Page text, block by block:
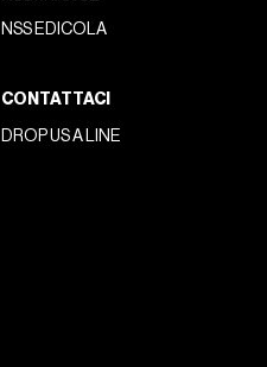
NSS EDICOLA
CONTATTACI
DROP US A LINE